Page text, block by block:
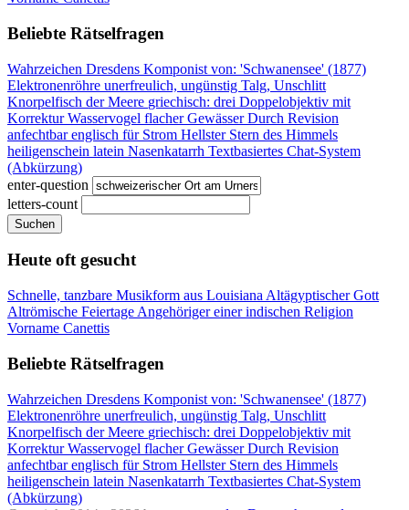
Beliebte Rätselfragen
Wahrzeichen Dresdens Komponist von: 'Schwanensee' (1877)
Elektronenröhre unerfreulich, ungünstig Talg, Unschlitt
Knorpelfisch der Meere griechisch: drei Doppelobjektiv mit
KorrekturWasservogel flacher GewässerDurch Revision
anfechtbarenglisch für Strom Hellster Stern des Himmels
heiligenschein latein Nasenkatarrh Textbasiertes Chat-System
(Abkürzung)
enter-question
letters-count
Suchen
Heute oft gesucht
Schnelle, tanzbare Musikform aus Louisiana Altägyptischer Gott
Altrömische Feiertage Angehöriger einer indischen Religion
Vorname Canettis
Beliebte Rätselfragen
Wahrzeichen Dresdens Komponist von: 'Schwanensee' (1877)
Elektronenröhre unerfreulich, ungünstig Talg, Unschlitt
Knorpelfisch der Meere griechisch: drei Doppelobjektiv mit
KorrekturWasservogel flacher GewässerDurch Revision
anfechtbarenglisch für Strom Hellster Stern des Himmels
heiligenschein latein Nasenkatarrh Textbasiertes Chat-System
(Abkürzung)